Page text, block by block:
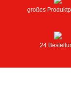
großes
24